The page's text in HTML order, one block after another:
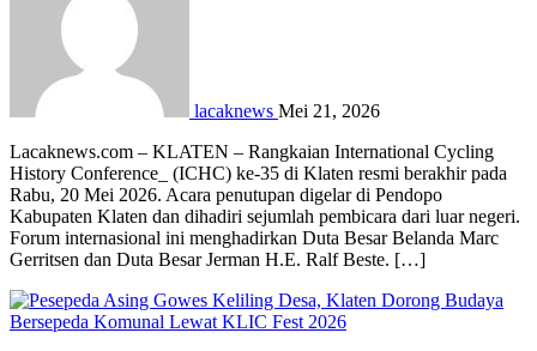
lacaknews Mei 21, 2026
Lacaknews.com – KLATEN – Rangkaian International Cycling
History Conference_ (ICHC) ke-35 di Klaten resmi berakhir pada
Rabu, 20 Mei 2026. Acara penutupan digelar di Pendopo
Kabupaten Klaten dan dihadiri sejumlah pembicara dari luar negeri.
Forum internasional ini menghadirkan Duta Besar Belanda Marc
Gerritsen dan Duta Besar Jerman H.E. Ralf Beste. […]